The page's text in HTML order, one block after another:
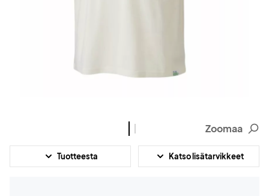
Zoomaa
Tuotteesta Katso lisätarvikkeet